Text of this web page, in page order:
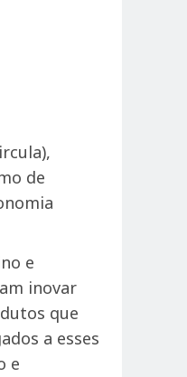
de
e
inovar
que
a esses
e